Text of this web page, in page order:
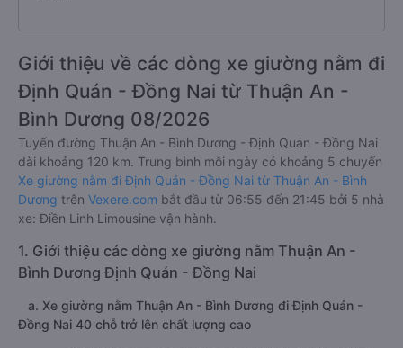
Giới thiệu về các dòng xe giường nằm đi
Định Quán - Đồng Nai từ Thuận An -
Bình Dương 08/2026
Tuyến đường Thuận An - Bình Dương - Định Quán - Đồng Nai
dài khoảng 120 km. Trung bình mỗi ngày có khoảng 5 chuyến
Xe giường nằm đi Định Quán - Đồng Nai từ Thuận An - Bình
Dương trên Vexere.com bắt đầu từ 06:55 đến 21:45 bởi 5 nhà
xe: Điền Linh Limousine vận hành.
1. Giới thiệu các dòng xe giường nằm Thuận An -
Bình Dương Định Quán - Đồng Nai
a. Xe giường nằm Thuận An - Bình Dương đi Định Quán -
Đồng Nai 40 chỗ trở lên chất lượng cao